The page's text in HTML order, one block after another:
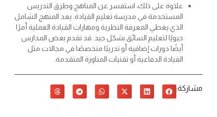
علاوة على ذلك، استفسر عن المناهج وطرق التدريس
المستخدمة في مدرسة تعليم القيادة. يعد المنهج الشامل
الذي يغطي المعرفة النظرية ومهارات القيادة العملية أمرًا
حيويًا لتعليم السائق بشكل جيد. قد تقدم بعض المدارس
أيضًا دورات إضافية أو تدريبًا متخصصًا في مجالات مثل
القيادة الدفاعية أو تقنيات المناورة المتقدمة.
مشاركة: